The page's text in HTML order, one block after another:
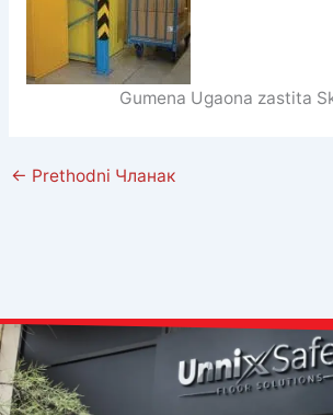
Gumena Ugaona zastita
← Prethodni Чланак